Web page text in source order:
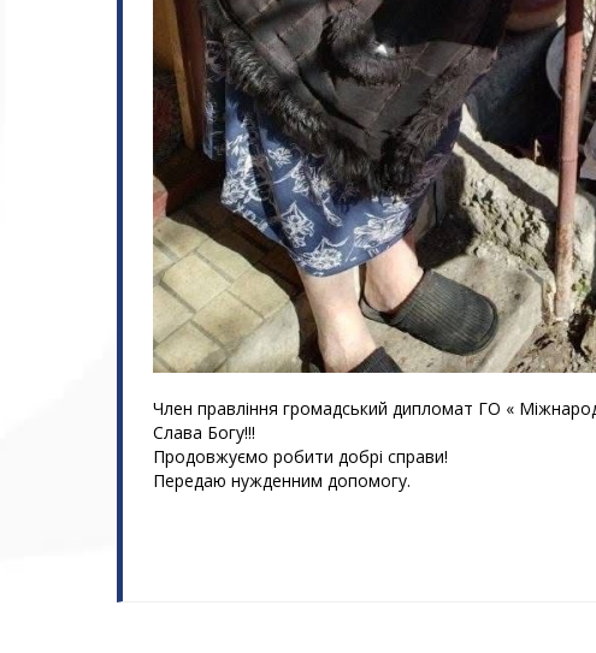
Член правління громадський дипломат ГО «
Слава Богу!!!
Продовжуємо робити добрі справи!
Передаю нужденним допомогу.